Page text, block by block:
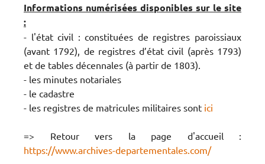
Informations numérisées disponibles sur le site
:
- l'état civil : constituées de registres paroissiaux
(avant 1792), de registres d’état civil (après 1793)
et de tables décennales (à partir de 1803).
- les minutes notariales
- le cadastre
- les registres de matricules militaires sont ici
=> Retour vers la page d'accueil :
https://www.archives-departementales.com/